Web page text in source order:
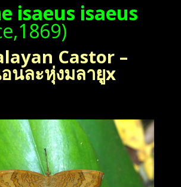
isaeus isaeus
Castor –
นละหุ่งมลายูx